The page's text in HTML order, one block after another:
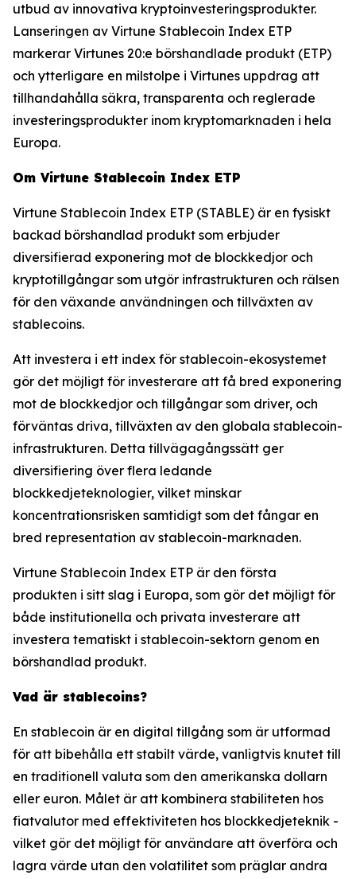
utbud av innovativa kryptoinvesteringsprodukter.
Lanseringen av Virtune Stablecoin Index ETP
markerar Virtunes 20:e börshandlade produkt (ETP)
och ytterligare en milstolpe i Virtunes uppdrag att
tillhandahålla säkra, transparenta och reglerade
investeringsprodukter inom kryptomarknaden i hela
Europa.
Om Virtune Stablecoin Index ETP
Virtune Stablecoin Index ETP (STABLE) är en fysiskt
backad börshandlad produkt som erbjuder
diversifierad exponering mot de blockkedjor och
kryptotillgångar som utgör infrastrukturen och rälsen
för den växande användningen och tillväxten av
stablecoins.
Att investera i ett index för stablecoin-ekosystemet
gör det möjligt för investerare att få bred exponering
mot de blockkedjor och tillgångar som driver, och
förväntas driva, tillväxten av den globala stablecoin-
infrastrukturen. Detta tillvägagångssätt ger
diversifiering över flera ledande
blockkedjeteknologier, vilket minskar
koncentrationsrisken samtidigt som det fångar en
bred representation av stablecoin-marknaden.
Virtune Stablecoin Index ETP är den första
produkten i sitt slag i Europa, som gör det möjligt för
både institutionella och privata investerare att
investera tematiskt i stablecoin-sektorn genom en
börshandlad produkt.
Vad är stablecoins?
En stablecoin är en digital tillgång som är utformad
för att bibehålla ett stabilt värde, vanligtvis knutet till
en traditionell valuta som den amerikanska dollarn
eller euron. Målet är att kombinera stabiliteten hos
fiatvalutor med effektiviteten hos blockkedjeteknik -
vilket gör det möjligt för användare att överföra och
lagra värde utan den volatilitet som präglar andra